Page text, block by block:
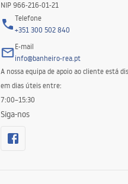
NIP 966-216-01-21
Telefone
+351 300 502 840
E-mail
info@banheiro-rea.pt
A nossa equipa de apoio ao cliente está
em dias úteis entre:
7:00–15:30
Siga-nos